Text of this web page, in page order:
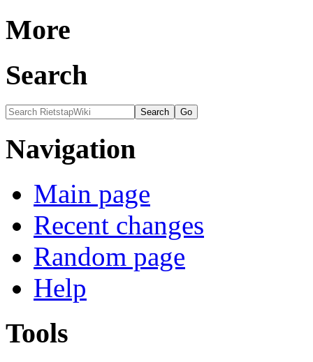
More
Search
Navigation
Main page
Recent changes
Random page
Help
Tools